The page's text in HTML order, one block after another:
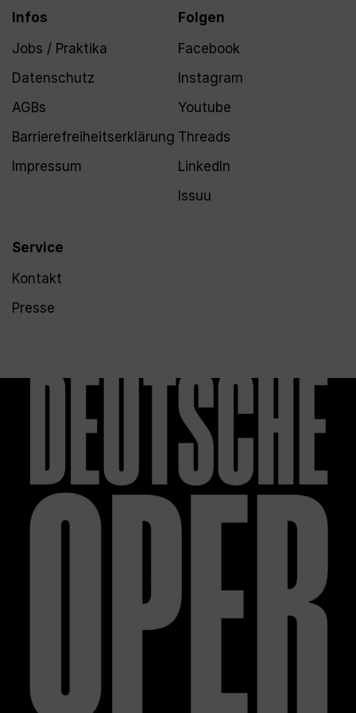
Infos
Jobs / Praktika
Datenschutz
AGBs
Barrierefreiheitserklärung
Impressum
Service
Kontakt
Presse
Folgen
Facebook
Instagram
Youtube
Threads
LinkedIn
Issuu